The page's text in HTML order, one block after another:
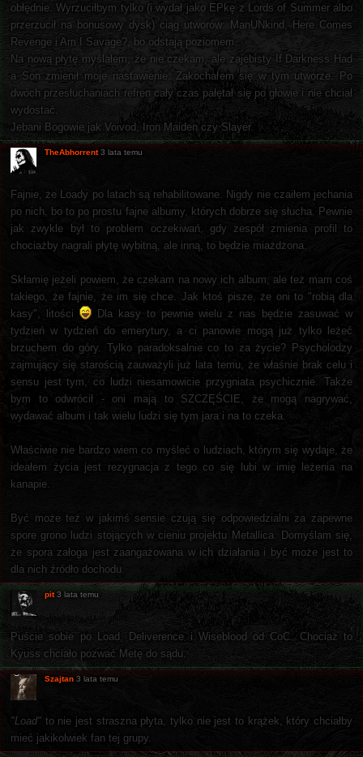
obłędnie. Wyrzuciłbym tylko (i wydał jako EPkę z Lords of Summer albo
przerzucił na bonusowy dysk) ciąg utworów: ManUNkind, Here Comes
Revenge i Am I Savage?, bo odstają poziomem.
Na nową płytę myślałem, że nie czekam, ale zajebisty If Darkness Had
a Son zmienił moje nastawienie. Zakochałem się w tym utworze. Po
dwóch przesłuchaniach refren cały czas pałętał się po głowie i nie chciał
wydostać.
Jebani Bogowie jak Voivod, Iron Maiden czy Slayer.
TheAbhorrent 3 lata temu
Fajnie, że Loady po latach są rehabilitowane. Nigdy nie czaiłem jechania
po nich, bo to po prostu fajne albumy, których dobrze się słucha. Pewnie
jak zwykle był to problem oczekiwań, gdy zespół zmienia profil to
chociażby nagrali płytę wybitną, ale inną, to będzie miażdżona.
Skłamię jeżeli powiem, że czekam na nowy ich album, ale też mam coś
takiego, że fajnie, że im się chce. Jak ktoś pisze, że oni to "robią dla
kasy", litości
Dla kasy to pewnie wielu z nas będzie zasuwać w
tydzień w tydzień do emerytury, a ci panowie mogą już tylko leżeć
brzuchem do góry. Tylko paradoksalnie co to za życie? Psycholodzy
zajmujący się starością zauważyli już lata temu, że właśnie brak celu i
sensu jest tym, co ludzi niesamowicie przygniata psychicznie. Także
bym to odwrócił - oni mają to SZCZĘŚCIE, że mogą nagrywać,
wydawać album i tak wielu ludzi się tym jara i na to czeka.
Właściwie nie bardzo wiem co myśleć o ludziach, którym się wydaje, że
ideałem życia jest rezygnacja z tego co się lubi w imię leżenia na
kanapie.
Być może też w jakimś sensie czują się odpowiedzialni za zapewne
spore grono ludzi stojących w cieniu projektu Metallica. Domyślam się,
że spora załoga jest zaangażowana w ich działania i być może jest to
dla nich źródło dochodu.
pit 3 lata temu
Puście sobie po Load, Deliverence i Wiseblood od CoC. Chociaż to
Kyuss chciało pozwać Metę do sądu.
Szajtan 3 lata temu
"Load" to nie jest straszna płyta, tylko nie jest to krążek, który chciałby
mieć jakikolwiek fan tej grupy.